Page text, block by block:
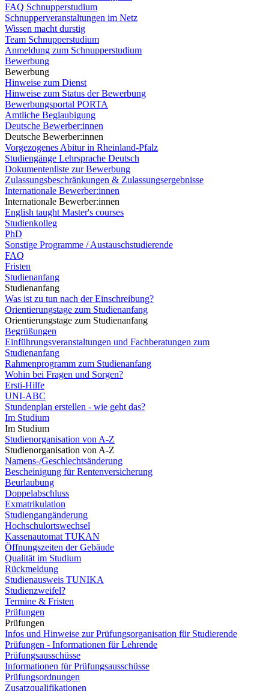
FAQ Schnupperstudium
Schnupperveranstaltungen im Netz
Wissen macht durstig
Team Schnupperstudium
Anmeldung zum Schnupperstudium
Bewerbung
Bewerbung
Hinweise zum Dienst
Hinweise zum Status der Bewerbung
Bewerbungsportal PORTA
Amtliche Beglaubigung
Deutsche Bewerber:innen
Deutsche Bewerber:innen
Vorgezogenes Abitur in Rheinland-Pfalz
Studiengänge Lehrsprache Deutsch
Dokumentenliste zur Bewerbung
Zulassungsbeschränkungen & Zulassungsergebnisse
Internationale Bewerber:innen
Internationale Bewerber:innen
English taught Master's courses
Studienkolleg
PhD
Sonstige Programme / Austauschstudierende
FAQ
Fristen
Studienanfang
Studienanfang
Was ist zu tun nach der Einschreibung?
Orientierungstage zum Studienanfang
Orientierungstage zum Studienanfang
Begrüßungen
Einführungsveranstaltungen und Fachberatungen zum
Studienanfang
Rahmenprogramm zum Studienanfang
Wohin bei Fragen und Sorgen?
Ersti-Hilfe
UNI-ABC
Stundenplan erstellen - wie geht das?
Im Studium
Im Studium
Studienorganisation von A-Z
Studienorganisation von A-Z
Namens-/Geschlechtsänderung
Bescheinigung für Rentenversicherung
Beurlaubung
Doppelabschluss
Exmatrikulation
Studiengangänderung
Hochschulortswechsel
Kassenautomat TUKAN
Öffnungszeiten der Gebäude
Qualität im Studium
Rückmeldung
Studienausweis TUNIKA
Studienzweifel?
Termine & Fristen
Prüfungen
Prüfungen
Infos und Hinweise zur Prüfungsorganisation für Studierende
Prüfungen - Informationen für Lehrende
Prüfungsausschüsse
Informationen für Prüfungsausschüsse
Prüfungsordnungen
Zusatzqualifikationen